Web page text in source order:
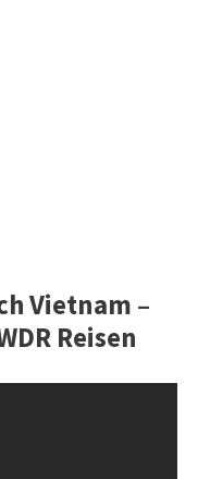
Vietnam –
Reisen